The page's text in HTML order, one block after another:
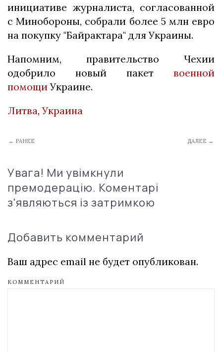
инициативе журналиста, согласованной
с Минобороны, собрали более 5 млн евро
на покупку "Байрактара" для Украины.
Напомним, правительство Чехии
одобрило новый пакет военной
помощиУкраине.
Литва,Украина
← РАНЕЕ ДАЛЕЕ →
Увага! Ми увімкнули
премодерацію. Коментарі
з'являються із затримкою
Добавить комментарий
Ваш адрес email не будет опубликован.
КОММЕНТАРИЙ